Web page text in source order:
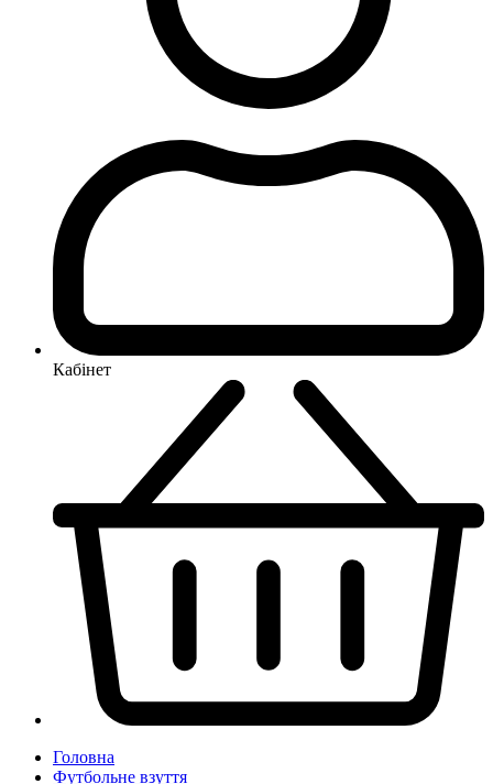
Кабінет
Головна
Футбольне взуття